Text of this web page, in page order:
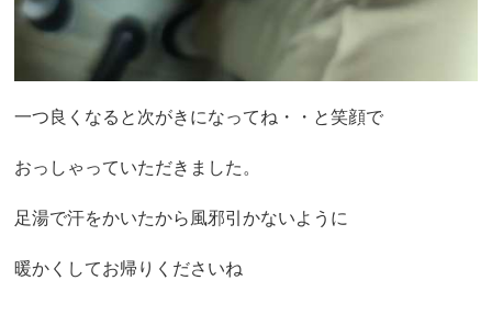
一つ良くなると次がきになってね・・と笑顔で
おっしゃっていただきました。
足湯で汗をかいたから風邪引かないように
暖かくしてお帰りくださいね